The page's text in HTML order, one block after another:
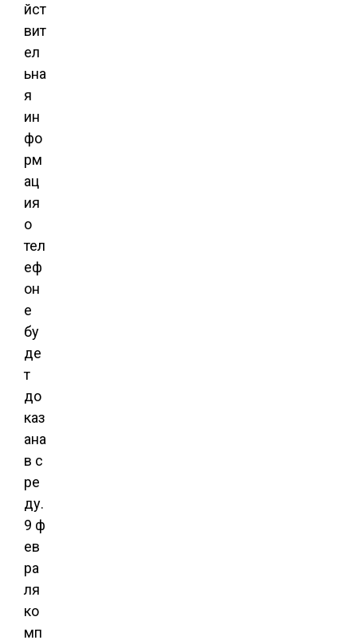
йст
вит
ел
ьна
я
ин
фо
рм
ац
ия
о
тел
еф
он
е
бу
де
т
до
каз
ана
в с
ре
ду.
9 ф
ев
ра
ля
ко
мп